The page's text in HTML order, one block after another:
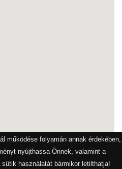
működése folyamán annak érdekében,
nyújthassa Önnek, valamint a
használatát bármikor letilthatja!